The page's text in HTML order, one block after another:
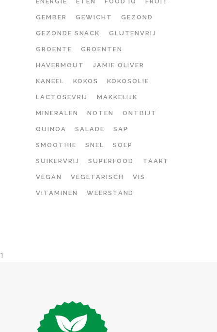
GEMBER GEWICHT GEZOND
GEZONDE SNACK GLUTENVRIJ
GROENTE GROENTEN
HAVERMOUT JAMIE OLIVER
KANEEL KOKOS KOKOSOLIE
LACTOSEVRIJ MAKKELIJK
MINERALEN NOTEN ONTBIJT
QUINOA SALADE SAP
SMOOTHIE SNEL SOEP
SUIKERVRIJ SUPERFOOD TAART
VEGAN VEGETARISCH VIS
VITAMINEN WEERSTAND
1